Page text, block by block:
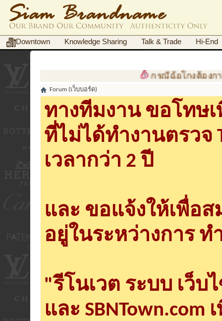
Downtown Knowledge Sharing Talk & Trade Hi-End
กรณีฉ้อโกงต้องการเอกส
Forum (เว็บบอร์ด)
ทางทีมงาน ขอโทษ
ที่ไม่ได้ทำงานตรวจ
เวลากว่า 2 ปี
และ ขอแจ้งให้เพื่อ
อยู่ในระหว่างการ ท
"รีโนเวต ระบบ เว็บ
และ